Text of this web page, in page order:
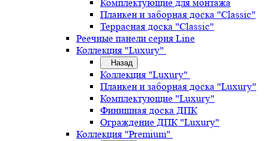
Комплектующие для монтажа
Планкен и заборная доска "Classic"
Террасная доска "Classic"
Реечные панели серия Line
Коллекция "Luxury"
Назад
Коллекция "Luxury"
Планкен и заборная доска "Luxury"
Комплектующие "Luxury"
Финишная доска ДПК
Ограждение ДПК "Luxury"
Коллекция "Premium"